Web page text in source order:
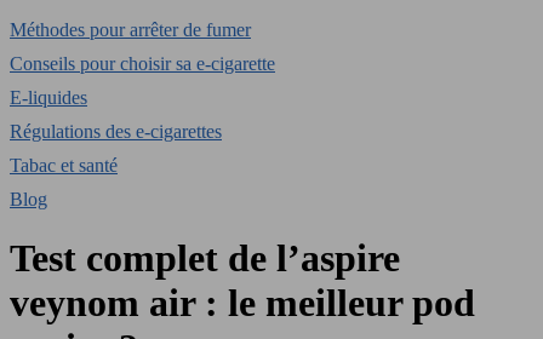
Méthodes pour arrêter de fumer
Conseils pour choisir sa e-cigarette
E-liquides
Régulations des e-cigarettes
Tabac et santé
Blog
Test complet de l’aspire
veynom air : le meilleur pod